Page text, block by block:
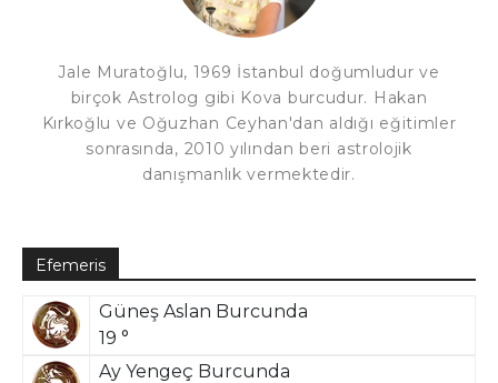
Jale Muratoğlu, 1969 İstanbul doğumludur ve
birçok Astrolog gibi Kova burcudur. Hakan
Kırkoğlu ve Oğuzhan Ceyhan'dan aldığı eğitimler
sonrasında, 2010 yılından beri astrolojik
danışmanlık vermektedir.
Efemeris
Güneş Aslan Burcunda
19 °
Ay Yengeç Burcunda